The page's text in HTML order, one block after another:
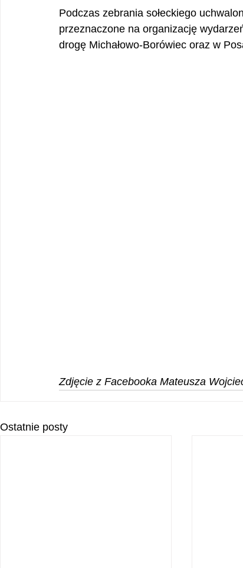
Podczas zebrania sołeckiego
przeznaczone na organizację
drogę Michałowo-Borówiec oraz w
Zdjęcie z Facebooka Mateusza
Ostatnie posty